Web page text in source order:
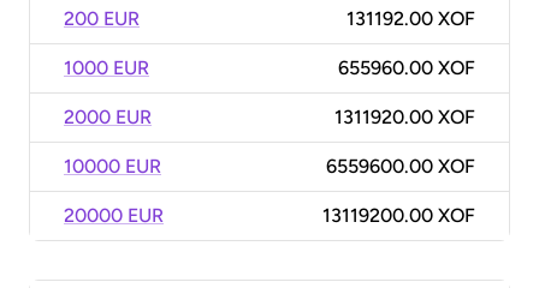
200 EUR 131192.00 XOF
1000 EUR 655960.00 XOF
2000 EUR 1311920.00 XOF
10000 EUR 6559600.00 XOF
20000 EUR 13119200.00 XOF